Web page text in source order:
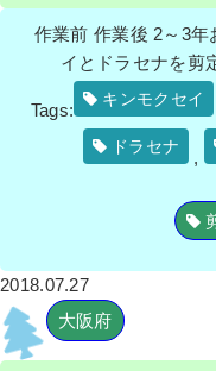
作業前 作業後 2～3年
イとドラセナを剪
Tags:
キンモクセイ
ドラセナ
,
2018.07.27
大阪府